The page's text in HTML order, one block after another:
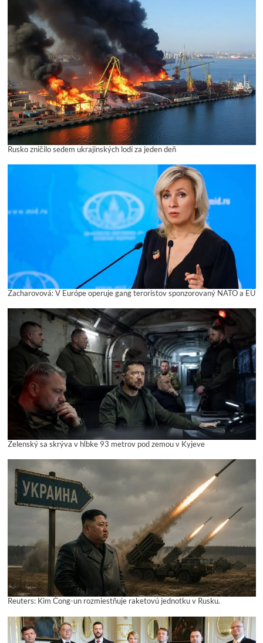
Rusko zničilo sedem ukrajinských lodí za jeden deň
Zacharovová: V Európe operuje gang teroristov sponzorovaný NATO a EÚ
Zelenský sa skrýva v hĺbke 93 metrov pod zemou v Kyjeve
Reuters: Kim Čong-un rozmiestňuje raketovú jednotku v Rusku.